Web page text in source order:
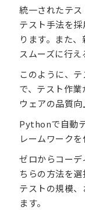
統一されたテ
テスト手法を
ります。また
スムーズに行え
このように、
で、テスト作
ウェアの品質向
Pythonで自動
レームワークを
ゼロからコー
ちらの方法を
テストの規模
ます。